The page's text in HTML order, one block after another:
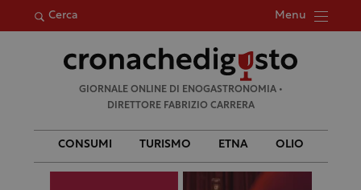
Cerca Menu
per:
GIORNALE ONLINE DI ENOGASTRONOMIA •
DIRETTORE FABRIZIO CARRERA
CONSUMI TURISMO ETNA OLIO